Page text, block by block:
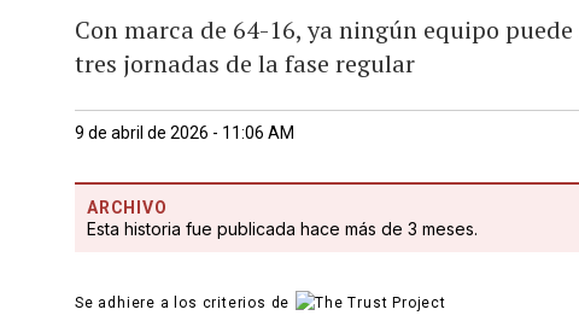
Con marca de 64-16, ya ningún equipo
tres jornadas de la fase regular
9 de abril de 2026 - 11:06 AM
ARCHIVO
Esta historia fue publicada hace más de 3 meses.
Se adhiere a los criterios de